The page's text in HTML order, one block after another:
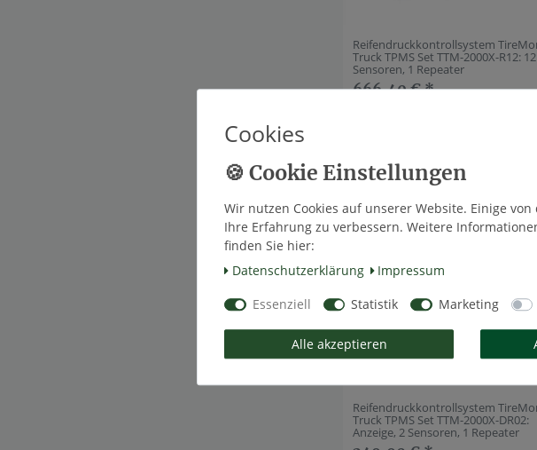
Reifendruckkontrollsystem
Truck TPMS Set TTM-2000X-R12: 12
Sensoren, 1 Repeater
666,40 € *
Artikelpaket
Reifendruckkontrollsystem
Truck TPMS Set TTM-2000X-DR02:
Anzeige, 2 Sensoren, 1 Repeater
Cookies
Wir nutzen Cookies auf unserer Website. Einige
Ihre Erfahrung zu verbessern. Weitere
finden Sie hier:
Daten­schutz­erklärung
Impressum
Essenziell Statistik Marketing
Alle akzeptieren